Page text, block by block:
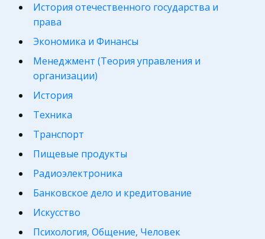
История отечественного государства и
права
Экономика и Финансы
Менеджмент (Теория управления и
организации)
История
Техника
Транспорт
Пищевые продукты
Радиоэлектроника
Банковское дело и кредитование
Искусство
Психология, Общение, Человек